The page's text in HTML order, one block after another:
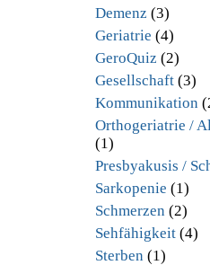
Demenz (3)
Geriatrie (4)
GeroQuiz (2)
Gesellschaft(3)
Kommunikation
Orthogeriatrie /
(1)
Presbyakusis /
Sarkopenie (1)
Schmerzen (2)
Sehfähigkeit(4)
Sterben (1)